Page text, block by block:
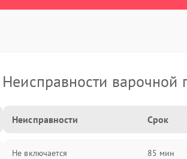
Неисправности варочной
Неисправности Срок
Не включается 85 мин